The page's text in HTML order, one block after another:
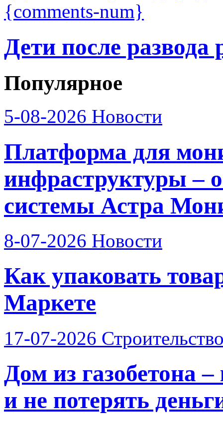
{comments-num}
Дети после развода
Популярное
5-08-2026 Новости
Платформа для
инфраструктуры –
системы Астра
8-07-2026 Новости
Как упаковать
Маркете
17-07-2026
Дом из газобетона
и не потерять